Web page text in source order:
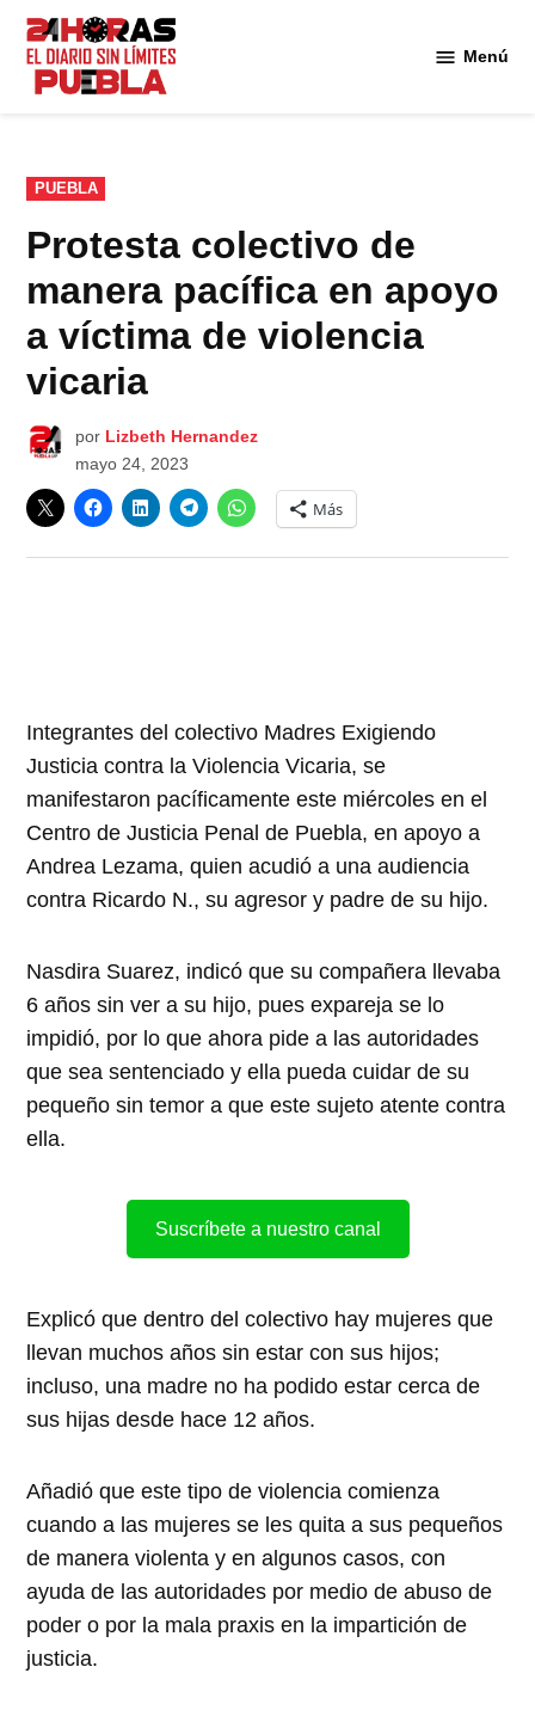
Saltar
contenido
Menú
PUBLICADO
EN
PUEBLA
Protesta colectivo de
manera pacífica en apoyo
a víctima de violencia
vicaria
por Lizbeth Hernandez
mayo 24, 2023
Más
Integrantes del colectivo Madres Exigiendo
Justicia contra la Violencia Vicaria, se
manifestaron pacíficamente este miércoles en el
Centro de Justicia Penal de Puebla, en apoyo a
Andrea Lezama, quien acudió a una audiencia
contra Ricardo N., su agresor y padre de su hijo.
Nasdira Suarez, indicó que su compañera llevaba
6 años sin ver a su hijo, pues expareja se lo
impidió, por lo que ahora pide a las autoridades
que sea sentenciado y ella pueda cuidar de su
pequeño sin temor a que este sujeto atente contra
ella.
Suscríbete a nuestro canal
Explicó que dentro del colectivo hay mujeres que
llevan muchos años sin estar con sus hijos;
incluso, una madre no ha podido estar cerca de
sus hijas desde hace 12 años.
Añadió que este tipo de violencia comienza
cuando a las mujeres se les quita a sus pequeños
de manera violenta y en algunos casos, con
ayuda de las autoridades por medio de abuso de
poder o por la mala praxis en la impartición de
justicia.